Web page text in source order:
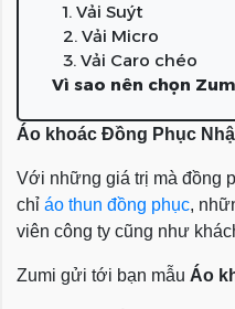
1. Vải Suýt
2. Vải Micro
3. Vải Caro chéo
Vì sao nên chọn
Áo khoác Đồng Phục
Với những giá trị mà đồng
chỉ áo thun đồng phục,
viên công ty cũng như
Zumi gửi tới bạn mẫu Áo